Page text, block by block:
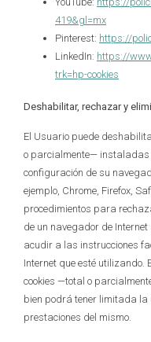
419&gl=mx
Pinterest: https://
LinkedIn: https://
trk=hp-cookies
Deshabilitar, rechazar y
El Usuario puede
o parcialmente— instaladas
configuración de su
ejemplo, Chrome, Firefox,
procedimientos para
de un navegador de Internet
acudir a las instrucciones
Internet que esté utilizando.
cookies —total o
bien podrá tener limitada
prestaciones del mismo.